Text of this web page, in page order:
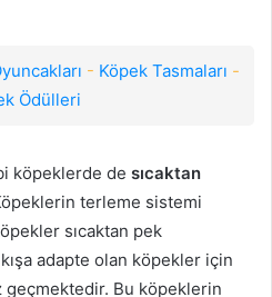
- Köpek Tasmaları -
Ödülleri
köpeklerde de sıcaktan
terleme sistemi
sıcaktan pek
adapte olan köpekler için
geçmektedir. Bu köpeklerin